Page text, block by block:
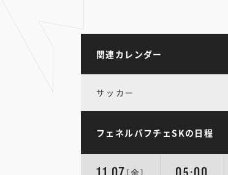
関連カレンダー
サッカー
フェネルバフチェSKの日程
[金]